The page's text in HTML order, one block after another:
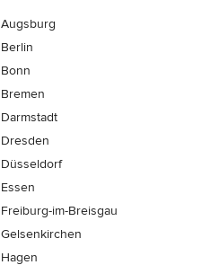
Augsburg
Berlin
Bonn
Bremen
Darmstadt
Dresden
Düsseldorf
Essen
Freiburg-im-Breisgau
Gelsenkirchen
Hagen